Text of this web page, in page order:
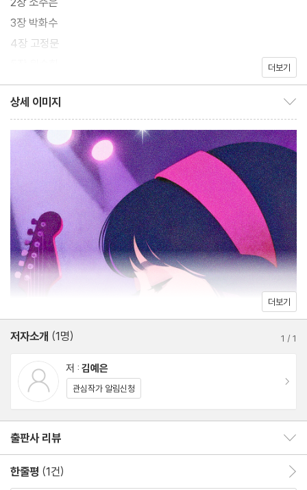
3장 박화수
4장 고정문
더보기
상세 이미지
더보기
저자소개 (1명) 1 /1
저 : 김예은
관심작가 알림신청
출판사 리뷰
한줄평 (1건)